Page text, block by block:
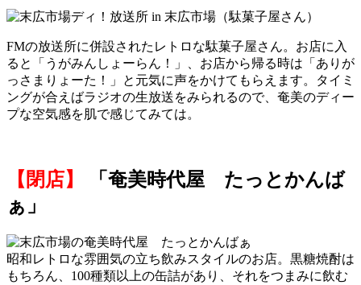
FMの放送所に併設されたレトロな駄菓子屋さん。お店に入
ると「うがみんしょーらん！」、お店から帰る時は「ありが
っさまりょーた！」と元気に声をかけてもらえます。タイミ
ングが合えばラジオの生放送をみられるので、奄美のディー
プな空気感を肌で感じてみては。
【閉店】
「奄美時代屋 たっとかんば
ぁ」
昭和レトロな雰囲気の立ち飲みスタイルのお店。黒糖焼酎は
もちろん、100種類以上の缶詰があり、それをつまみに飲む